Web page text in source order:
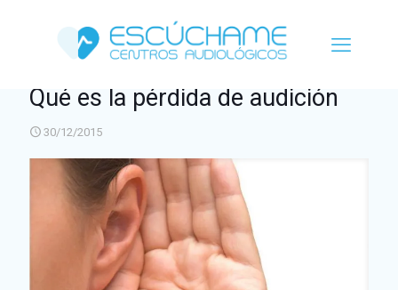
Qué es la pérdida de audición
30/12/2015